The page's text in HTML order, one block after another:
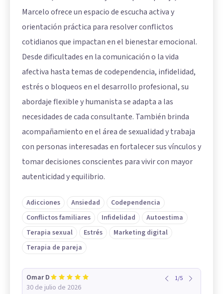
Marcelo ofrece un espacio de escucha activa y
orientación práctica para resolver conflictos
cotidianos que impactan en el bienestar emocional.
Desde dificultades en la comunicación o la vida
afectiva hasta temas de codependencia, infidelidad,
estrés o bloqueos en el desarrollo profesional, su
abordaje flexible y humanista se adapta a las
necesidades de cada consultante. También brinda
acompañamiento en el área de sexualidad y trabaja
con personas interesadas en fortalecer sus vínculos y
tomar decisiones conscientes para vivir con mayor
autenticidad y equilibrio.
Adicciones Ansiedad
Codependencia
Conflictos familiares
Infidelidad
Autoestima
Terapia sexual
Estrés
Marketing digital
Terapia de pareja
Omar D
30 de julio de 2026
1/5